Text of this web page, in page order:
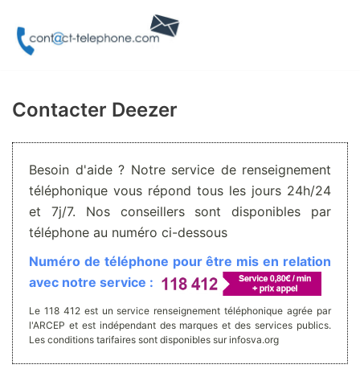
Aller
Contacter Deezer
Besoin d'aide ? Notre service de renseignement
téléphonique vous répond tous les jours 24h/24
et 7j/7. Nos conseillers sont disponibles par
téléphone au numéro ci-dessous
Numéro de téléphone pour être mis en relation
avec notre service :
Le 118 412 est un service renseignement téléphonique agrée par
l'ARCEP et est indépendant des marques et des services publics.
Les conditions tarifaires sont disponibles sur infosva.org